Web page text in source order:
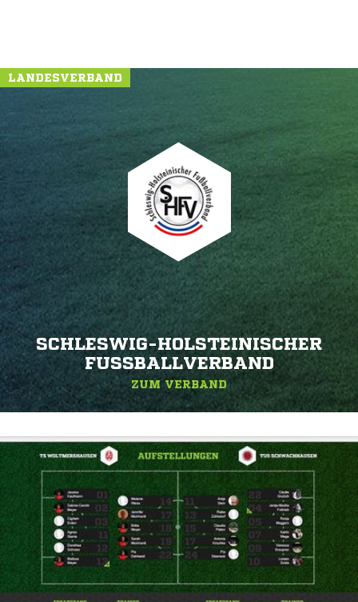
LANDESVERBAND
SCHLESWIG-HOLSTEINISCHER
FUSSBALLVERBAND
ZUM VERBAND